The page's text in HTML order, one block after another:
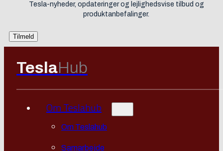
Tesla-nyheder, opdateringer og lejlighedsvise tilbud og
produktanbefalinger.
TeslaHub
Om Teslahub
Om Teslahub
Samarbejde